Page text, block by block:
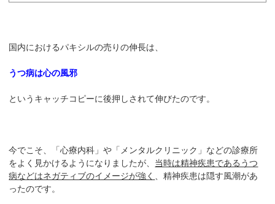
国内におけるパキシルの売りの伸長は、
うつ病は心の風邪
というキャッチコピーに後押しされて伸びたのです。
今でこそ、「心療内科」や「メンタルクリニック」などの診療所
をよく見かけるようになりましたが、 当時は精神疾患であるうつ
病などはネガティブのイメージが強く 、精神疾患は隠す風潮があ
ったのです。